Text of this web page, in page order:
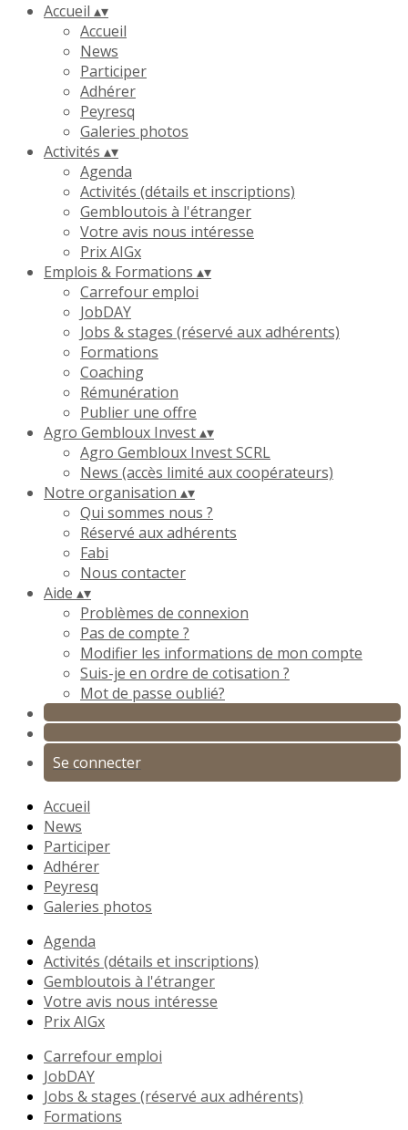
Accueil ▴▾
Accueil
News
Participer
Adhérer
Peyresq
Galeries photos
Activités ▴▾
Agenda
Activités (détails et inscriptions)
Gembloutois à l'étranger
Votre avis nous intéresse
Prix AIGx
Emplois & Formations ▴▾
Carrefour emploi
JobDAY
Jobs & stages (réservé aux adhérents)
Formations
Coaching
Rémunération
Publier une offre
Agro Gembloux Invest▴▾
Agro Gembloux Invest SCRL
News (accès limité aux coopérateurs)
Notre organisation ▴▾
Qui sommes nous ?
Réservé aux adhérents
Fabi
Nous contacter
Aide ▴▾
Problèmes de connexion
Pas de compte ?
Modifier les informations de mon compte
Suis-je en ordre de cotisation ?
Mot de passe oublié?
Se connecter
Accueil
News
Participer
Adhérer
Peyresq
Galeries photos
Agenda
Activités (détails et inscriptions)
Gembloutois à l'étranger
Votre avis nous intéresse
Prix AIGx
Carrefour emploi
JobDAY
Jobs & stages (réservé aux adhérents)
Formations